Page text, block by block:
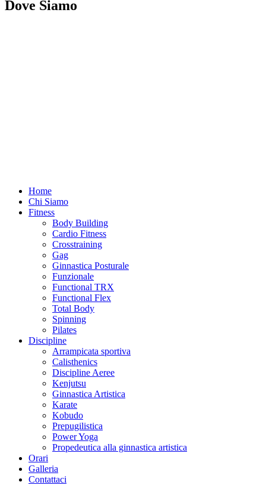
Dove Siamo
Home
Chi Siamo
Fitness
Body Building
Cardio Fitness
Crosstraining
Gag
Ginnastica Posturale
Funzionale
Functional TRX
Functional Flex
Total Body
Spinning
Pilates
Discipline
Arrampicata sportiva
Calisthenics
Discipline Aeree
Kenjutsu
Ginnastica Artistica
Karate
Kobudo
Prepugilistica
Power Yoga
Propedeutica alla ginnastica artistica
Orari
Galleria
Contattaci